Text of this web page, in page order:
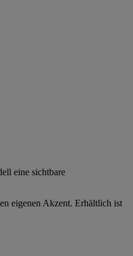
eine sichtbare
eigenen Akzent. Erhältlich ist